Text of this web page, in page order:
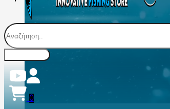
Αναζήτηση
0